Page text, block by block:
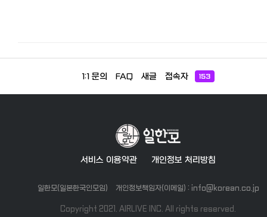
1:1 문의 FAQ 새글 접속자 153
서비스 이용약관 개인정보 처리방침
일한모(일본한국인모임) 개인정보책임자(이메일) : info@korean.co.jp
Copyright 2021. AIRLIVE INC. All rights reserved.